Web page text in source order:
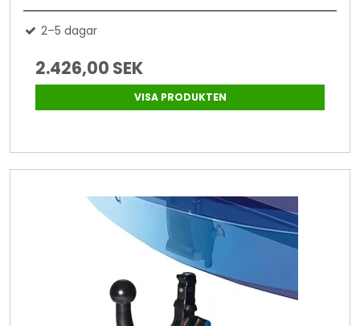
2–5 dagar
2.426,00 SEK
VISA PRODUKTEN